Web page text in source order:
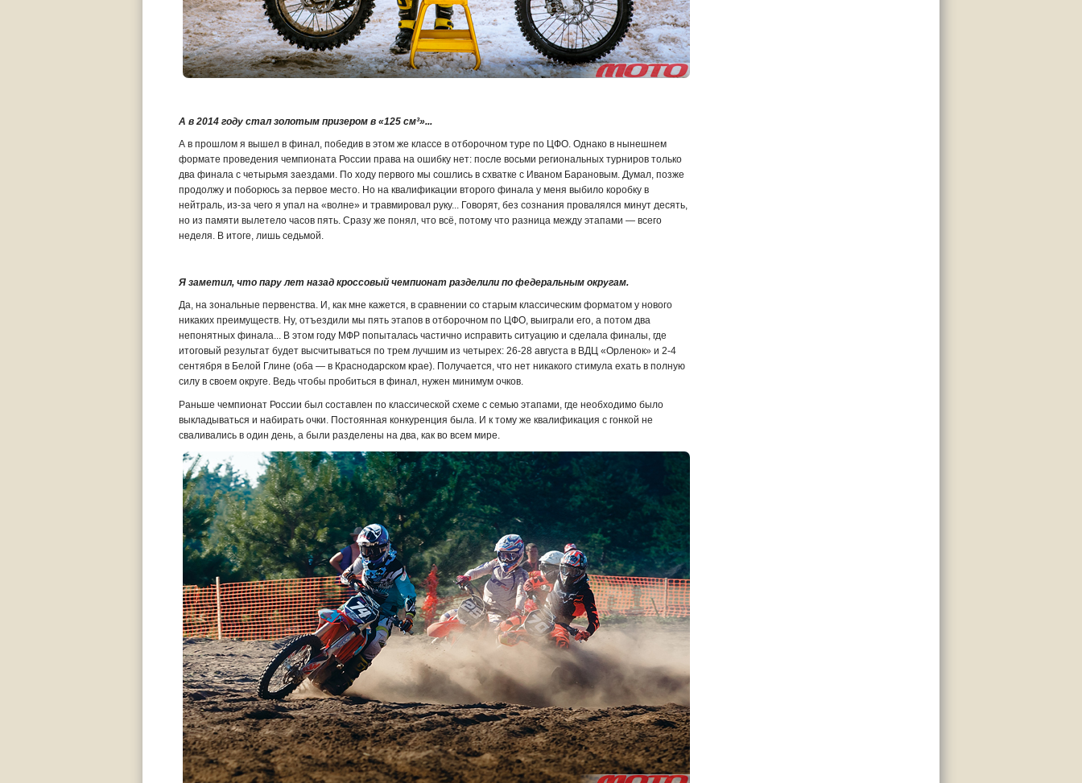
А в 2014 году стал золотым призером в «125 см³»...
А в прошлом я вышел в финал, победив в этом же классе в отборочном туре по ЦФО. Однако в нынешнем
формате проведения чемпионата России права на ошибку нет: после восьми региональных турниров только
два финала с четырьмя заездами. По ходу первого мы сошлись в схватке с Иваном Барановым. Думал, позже
продолжу и поборюсь за первое место. Но на квалификации второго финала у меня выбило коробку в
нейтраль, из-за чего я упал на «волне» и травмировал руку... Говорят, без сознания провалялся минут десять,
но из памяти вылетело часов пять. Сразу же понял, что всё, потому что разница между этапами — всего
неделя. В итоге, лишь седьмой.
Я заметил, что пару лет назад кроссовый чемпионат разделили по федеральным округам.
Да, на зональные первенства. И, как мне кажется, в сравнении со старым классическим форматом у нового
никаких преимуществ. Ну, отъездили мы пять этапов в отборочном по ЦФО, выиграли его, а потом два
непонятных финала... В этом году МФР попыталась частично исправить ситуацию и сделала финалы, где
итоговый результат будет высчитываться по трем лучшим из четырех: 26-28 августа в ВДЦ «Орленок» и 2-4
сентября в Белой Глине (оба — в Краснодарском крае). Получается, что нет никакого стимула ехать в полную
силу в своем округе. Ведь чтобы пробиться в финал, нужен минимум очков.
Раньше чемпионат России был составлен по классической схеме с семью этапами, где необходимо было
выкладываться и набирать очки. Постоянная конкуренция была. И к тому же квалификация с гонкой не
сваливались в один день, а были разделены на два, как во всем мире.